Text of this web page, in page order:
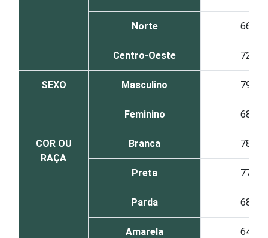
Norte 66
Centro-Oeste 72
SEXO Masculino 79
Feminino 68
COR OU
RAÇA
Branca 78
Preta 77
Parda 68
Amarela 64